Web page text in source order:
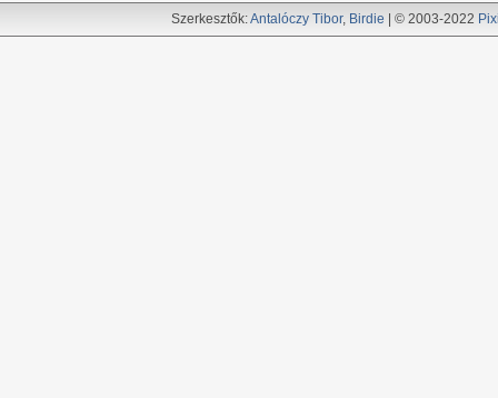
Szerkesztők:Antalóczy Tibor, Birdie | © 2003-2022